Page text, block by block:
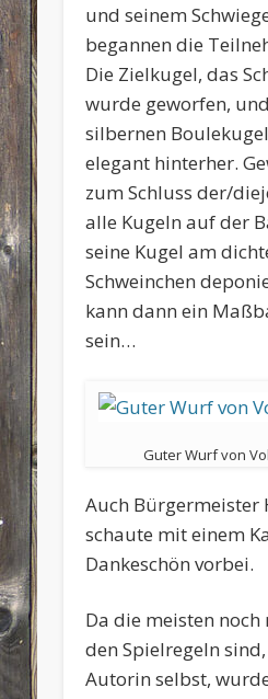
und seinem
begannen die
Die Zielkugel, das
wurde geworfen,
silbernen
elegant hinterher.
zum Schluss der/
alle Kugeln auf der
seine Kugel am
Schweinchen
kann dann ein
sein…
Guter Wurf von
Auch Bürgermeister
schaute mit einem
Dankeschön vorbei.
Da die meisten noch
den Spielregeln
Autorin selbst,